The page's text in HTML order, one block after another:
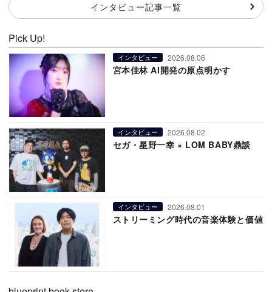
インタビュー記事一覧
Pick Up!
インタビュー 2026.08.06
宮本佳林 AI開発の原点明かす
インタビュー 2026.08.02
セガ・星野一幸 × LOM BABY鼎談
インタビュー 2026.08.01
ストリーミング時代の音楽体験と価値